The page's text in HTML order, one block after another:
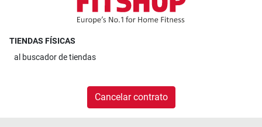
TIENDAS FÍSICAS
al buscador de tiendas
Cancelar contrato